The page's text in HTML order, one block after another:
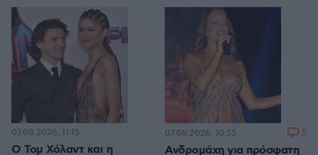
O Τομ Χόλαντ και η
07.08.2026, 11:15
Ανδρομάχη για πρόσφατη
07.08.2026, 10:55 5